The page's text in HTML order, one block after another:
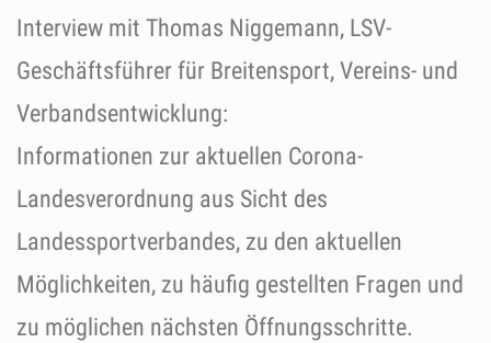
Interview mit Thomas Niggemann, LSV-
Geschäftsführer für Breitensport, Vereins- und
Verbandsentwicklung:
Informationen zur aktuellen Corona-
Landesverordnung aus Sicht des
Landessportverbandes, zu den aktuellen
Möglichkeiten, zu häufig gestellten Fragen und
zu möglichen nächsten Öffnungsschritte.